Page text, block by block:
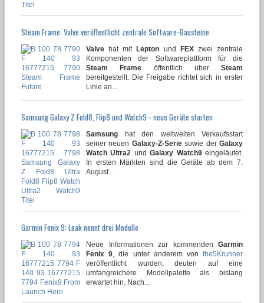
Steam Frame: Valve veröffentlicht zentrale Software-Bausteine
Valve hat mitLepton und FEXzwei zentrale
Komponenten der Softwareplattform für die
Steam Frame öffentlich über Steam
bereitgestellt. Die Freigabe richtet sich in erster
Linie an...
Samsung Galaxy Z Fold8, Flip8 und Watch9 - neue Geräte starten
Samsung hat den weltweiten Verkaufsstart
seiner neuen Galaxy-Z-Seriesowie derGalaxy
Watch Ultra2 undGalaxy Watch9eingeläutet.
In ersten Märkten sind die Geräte ab dem 7.
August...
Garmin Fenix 9: Leak nennt drei Modelle
Neue Informationen zur kommenden Garmin
Fenix 9 , die unter anderem vonthe5Krunner
veröffentlicht wurden, deuten auf eine
umfangreichere Modellpalette als bislang
erwartet hin. Nach...